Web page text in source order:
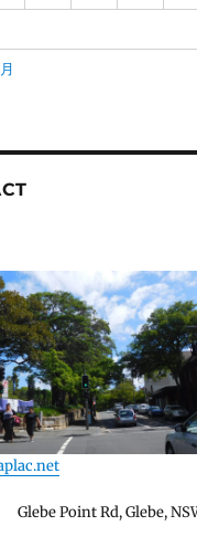
Glebe Point Rd, Glebe,